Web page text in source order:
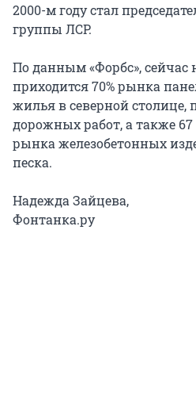
2000-м году стал
группы ЛСР.
По данным «Форбс»,
приходится 70% рынка
жилья в северной столице,
дорожных работ, а также
рынка железобетонных
песка.
Надежда Зайцева,
Фонтанка.ру